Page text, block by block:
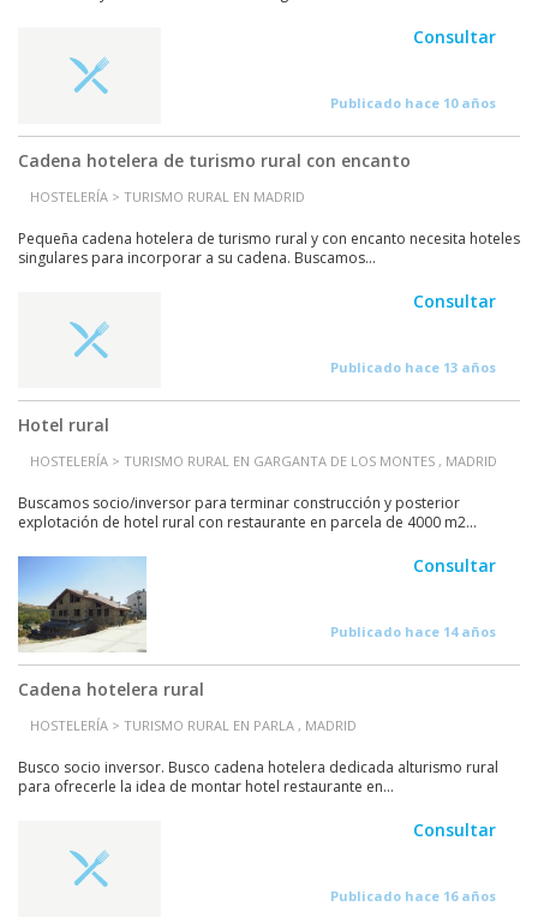
Consultar
Publicado hace 10 años
Cadena hotelera de turismo rural con encanto
HOSTELERÍA > TURISMO RURAL EN MADRID
Pequeña cadena hotelera de turismo rural y con encanto necesita hoteles
singulares para incorporar a su cadena. Buscamos...
Consultar
Publicado hace 13 años
Hotel rural
HOSTELERÍA > TURISMO RURAL EN GARGANTA DE LOS MONTES , MADRID
Buscamos socio/inversor para terminar construcción y posterior
explotación de hotel rural con restaurante en parcela de 4000 m2...
Consultar
Publicado hace 14 años
Cadena hotelera rural
HOSTELERÍA > TURISMO RURAL EN PARLA , MADRID
Busco socio inversor. Busco cadena hotelera dedicada alturismo rural
para ofrecerle la idea de montar hotel restaurante en...
Consultar
Publicado hace 16 años